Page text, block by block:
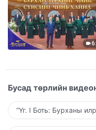
Бусад төрлийн
“Үг. I Боть: Бурханы